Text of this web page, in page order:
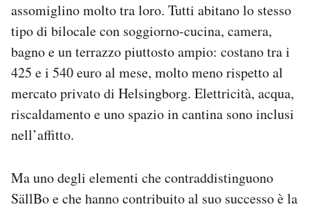
assomiglino molto tra loro. Tutti abitano lo stesso
tipo di bilocale con soggiorno-cucina, camera,
bagno e un terrazzo piuttosto ampio: costano tra i
425 e i 540 euro al mese, molto meno rispetto al
mercato privato di Helsingborg. Elettricità, acqua,
riscaldamento e uno spazio in cantina sono inclusi
nell’affitto.
Ma uno degli elementi che contraddistinguono
SällBo e che hanno contribuito al suo successo è la